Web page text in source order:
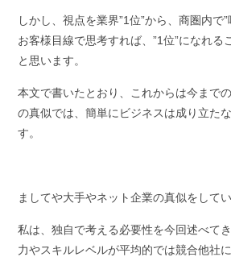
しかし、視点を業界”1位”から、商圏内で”
お客様目線で思考すれば、”1位”になれる
と思います。
本文で書いたとおり、これからは今まで
の真似では、簡単にビジネスは成り立た
す。
ましてや大手やネット企業の真似をして
私は、独自で考える必要性を今回述べて
力やスキルレベルが平均的では競合他社